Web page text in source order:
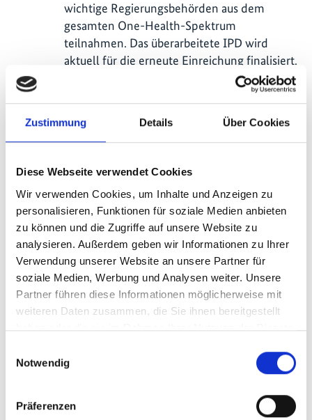
Zustimmung Details Über Cookies
Diese Webseite verwendet Cookies
Wir verwenden Cookies, um Inhalte und Anzeigen zu
personalisieren, Funktionen für soziale Medien anbieten
zu können und die Zugriffe auf unsere Website zu
analysieren. Außerdem geben wir Informationen zu Ihrer
Verwendung unserer Website an unsere Partner für
soziale Medien, Werbung und Analysen weiter. Unsere
Partner führen diese Informationen möglicherweise mit
weiteren Daten zusammen, die Sie ihnen bereitgestellt
haben oder die sie im Rahmen Ihrer Nutzung der Dienste
Notwendig
Präferenzen
wichtige Regierungsbehörden aus dem
gesamten One-Health-Spektrum
teilnahmen. Das überarbeitete IPD wird
aktuell für die erneute Einreichung finalisiert.
Ecuador/UNDP: 01/2026 wurde ein
überarbeitetes IPD eingereicht, das auf der
SC-Sitzung in 02/2026 weiteren
Anmerkungen zur weiteren Überarbeitung
ein. Das Sekretariat leitete über das MPTFP-
Portal den Unterzeichnungsprozess ein, um
die Freigabe von Mitteln zu veranlassen.
Mongolei/WOAH: WOAH erhielt 04/2025
Rückmeldungen zum IPD. Auf der SC-
Sitzung 02/2026 wurde beschlossen, die
Prüfung bis zum 17. März abzuschließen.
Überprüfung durch das Sekretariat und die
TAG ergab, dass vorherige Anmerkungen
nicht vollständig berücksichtigt wurden. Dies
führte 01/2026 zu einer bedingten